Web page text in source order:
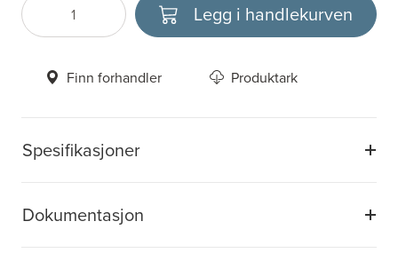
Spesifikasjoner
Dokumentasjon
Antall
Velg enhet Legg i handlekurven
Finn forhandler Produktark